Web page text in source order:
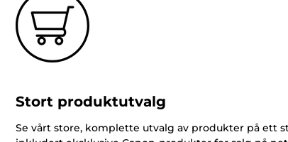
Stort produktutvalg
Se vårt store, komplette utvalg av produkter på ett